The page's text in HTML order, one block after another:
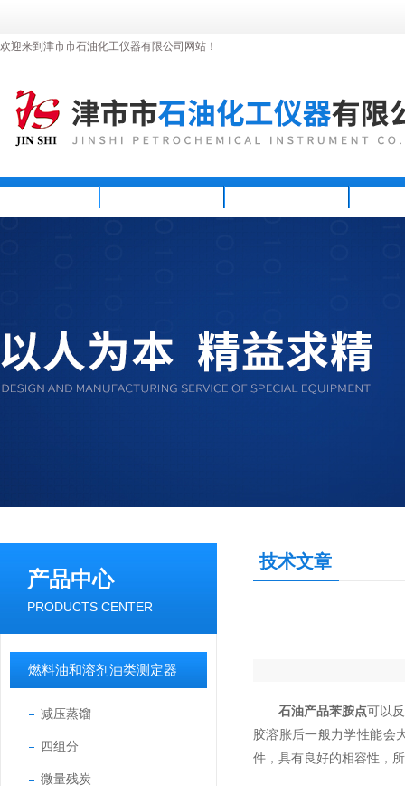
欢迎来到津市市石油化工仪器有限公司网站！
产品中心
PRODUCTS CENTER
燃料油和溶剂油类测定器
减压蒸馏
四组分
微量残炭
技术文章
石油产品苯胺点可以
胶溶胀后一般力学性能会
件，具有良好的相容性，